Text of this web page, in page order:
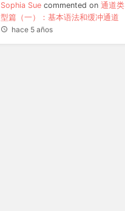
Sophia Sue commented on 通道类
型篇（一）：基本语法和缓冲通道
hace 5 años